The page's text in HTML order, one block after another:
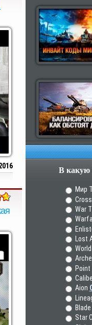
Опрос В какую
Мир
War
Lost
Aion
Star